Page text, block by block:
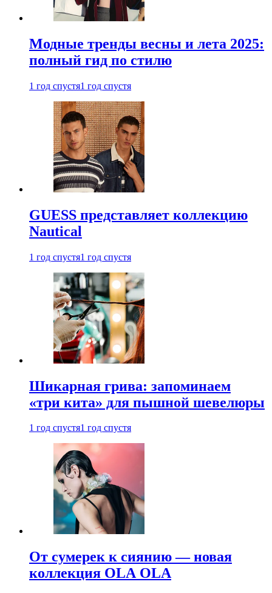
Модные тренды весны и лета 2025:
полный гид по стилю
1 год спустя1 год спустя
GUESS представляет коллекцию
Nautical
1 год спустя1 год спустя
Шикарная грива: запоминаем
«три кита» для пышной шевелюры
1 год спустя1 год спустя
От сумерек к сиянию — новая
коллекция OLA OLA